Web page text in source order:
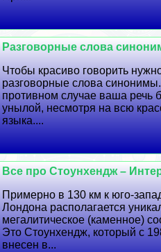
Разговорные слова
Чтобы красиво говорить
разговорные слова
противном случае ваша речь
унылой, несмотря на всю
языка....
Все про Стоунхендж –
Примерно в 130 км к юго-
Лондона располагается
мегалитическое (каменное)
Это Стоунхендж, который с
внесен в...